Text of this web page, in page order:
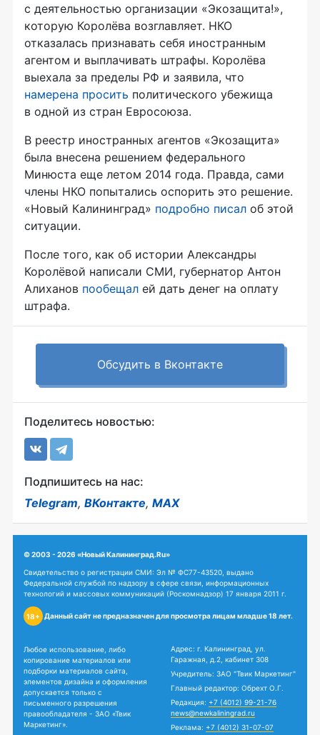
с деятельностью организации «Экозащита!»,
которую Королёва возглавляет. НКО
отказалась признавать себя иностранным
агентом и выплачивать штрафы. Королёва
выехала за пределы РФ и заявила, что
намерена просить политического убежища
в одной из стран Евросоюза.
В реестр иностранных агентов «Экозащита»
была внесена решением федерального
Минюста еще летом 2014 года. Правда, сами
члены НКО попытались оспорить это решение.
«Новый Калининград» подробно писал об этой
ситуации.
После того, как об истории Александры
Королёвой написали СМИ, губернатор Антон
Алиханов пообещал ей дать денег на оплату
штрафа.
Обсудить в Вконтакте
Поделитесь новостью:
Подпишитесь на нас:
Telegram, ВКонтакте, MAX
© 2003 - 2026 «Новый Калининград.Ru»
Свидетельство о регистрации СМИ: Эл № ФС77-43520, выдано
Федеральной службой по надзору в сфере связи, информационных
технологий и массовых коммуникаций (Роскомнадзор) 17 января 2011 г.
18+ Данный сайт не предназначен для просмотра лицам младше 18 лет.
Любое использование, либо
копирование материалов или
подборки материалов сайта,
элементов дизайна и оформления
допускается только с
письменного разрешения
правообладателя - ЗАО «Твик
Маркетинг».
Адрес: г. Калининград, ул.
Гаражная, д.2, кабинет 308
Учредитель: ЗАО "Твик Маркетинг"
Главный редактор: Обрехт О.Г.
Редакция: +7 (4012) 99-21-76
news@newkaliningrad.ru
Реклама: +7 (4012) 31-07-07